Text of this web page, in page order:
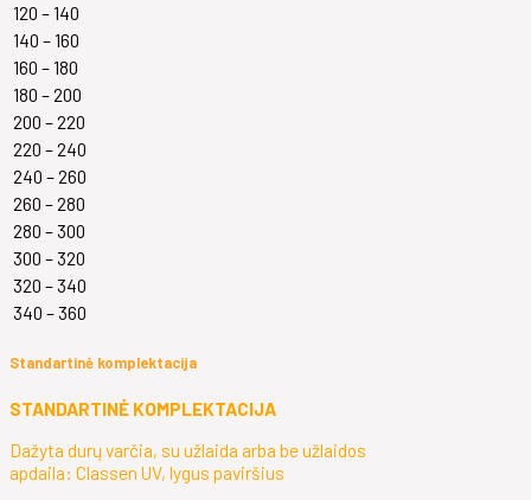
120 – 140
140 – 160
160 – 180
180 – 200
200 – 220
220 – 240
240 – 260
260 – 280
280 – 300
300 – 320
320 – 340
340 – 360
Standartinė komplektacija
STANDARTINĖ KOMPLEKTACIJA
Dažyta durų varčia, su užlaida arba be užlaidos
apdaila: Classen UV, lygus paviršius